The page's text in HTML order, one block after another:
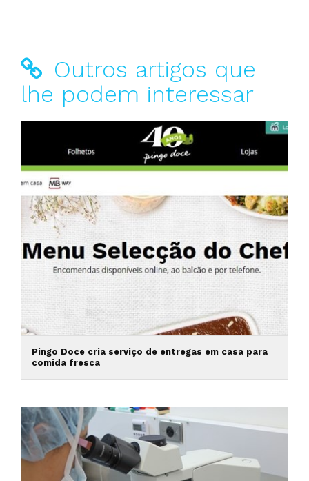
Outros artigos que
lhe podem interessar
Pingo Doce cria serviço de entregas em casa para
comida fresca